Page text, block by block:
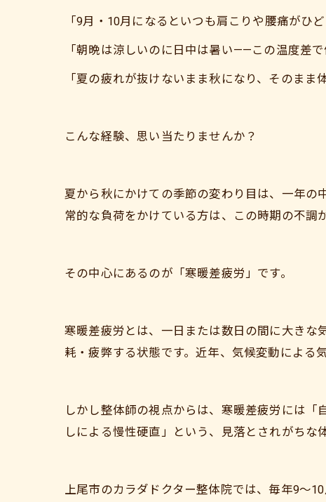
「9月・10月になるといつも肩こりや腰痛がひ
「朝晩は涼しいのに日中は暑い——この温度差
「夏の疲れが抜けないまま秋になり、そのまま
こんな経験、思い当たりませんか？
夏から秋にかけての季節の変わり目は、一年の
常的な負荷をかけている方は、この時期の不調
その中心にあるのが「寒暖差疲労」です。
寒暖差疲労とは、一日または数日の間に大き
耗・疲弊する状態です。近年、気候変動による
しかし整体師の視点からは、寒暖差疲労には
しによる慢性硬直」という、見落とされがちな
上尾市のカラダドクター整体院では、毎年9〜